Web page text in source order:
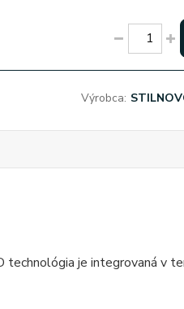
Výrobca:
je integrovaná v